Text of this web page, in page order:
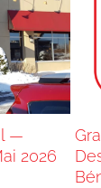
—
2026